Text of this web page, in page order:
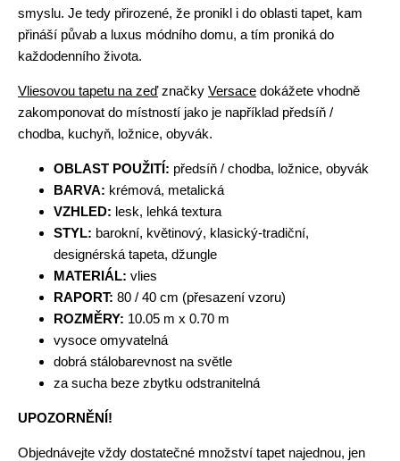
smyslu. Je tedy přirozené, že pronikl i do oblasti tapet, kam
přináší půvab a luxus módního domu, a tím proniká do
každodenního života.
Vliesovou tapetu na zeďznačky Versace dokážete vhodně
zakomponovat do místností jako je například předsíň /
chodba, kuchyň, ložnice, obyvák.
OBLAST POUŽITÍ: předsíň / chodba, ložnice, obyvák
BARVA: krémová, metalická
VZHLED: lesk, lehká textura
STYL: barokní, květinový, klasický-tradiční,
designérská tapeta, džungle
MATERIÁL: vlies
RAPORT: 80 / 40 cm (přesazení vzoru)
ROZMĚRY: 10.05 m x 0.70 m
vysoce omyvatelná
dobrá stálobarevnost na světle
za sucha beze zbytku odstranitelná
UPOZORNĚNÍ!
Objednávejte vždy dostatečné množství tapet najednou, jen